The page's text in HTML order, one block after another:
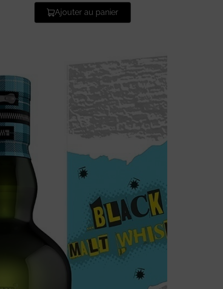
Ajouter au panier